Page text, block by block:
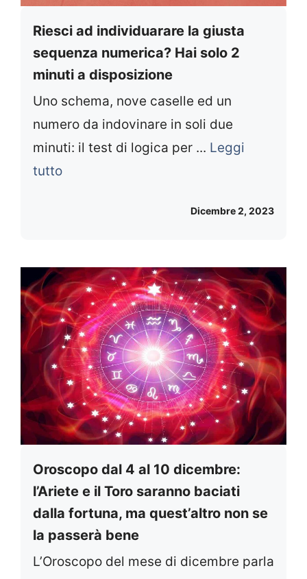
Riesci ad individuarare la giusta
sequenza numerica? Hai solo 2
minuti a disposizione
Uno schema, nove caselle ed un
numero da indovinare in soli due
minuti: il test di logica per ... Leggi
tutto
Dicembre 2, 2023
Oroscopo dal 4 al 10 dicembre:
l’Ariete e il Toro saranno baciati
dalla fortuna, ma quest’altro non se
la passerà bene
L’Oroscopo del mese di dicembre parla